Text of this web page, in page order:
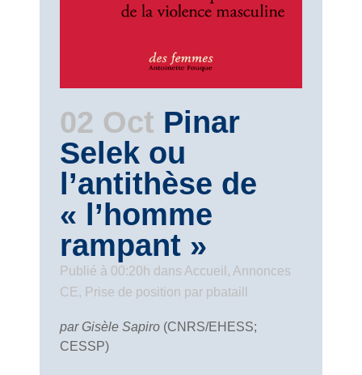
02 Oct Pinar
Selek ou
l’antithèse de
« l’homme
rampant »
Publié à 00:20h dans Accueil , Annonces
CE, Prise de position par pbataill
par Gisèle Sapiro (CNRS/EHESS;
CESSP)